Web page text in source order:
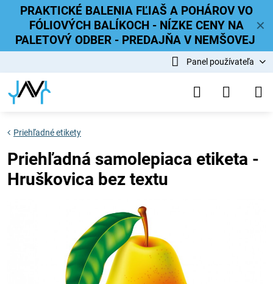
✕
PRAKTICKÉ BALENIA FĽIAŠ A POHÁROV VO
FÓLIOVÝCH BALÍKOCH - NÍZKE CENY NA
PALETOVÝ ODBER - PREDAJŇA V NEMŠOVEJ
Panel používateľa
Priehľadné etikety
Priehľadná samolepiaca etiketa -
Hruškovica bez textu